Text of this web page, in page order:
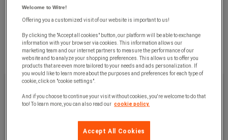
615,00 kru. moms
768,75 krinkl. moms
Welcome to Witre!
Offering you a customized visit of our website is important to us!
By clicking the "Accept all cookies" button, our platform will be able to exchange
information with your browser via cookies. This information allows our
marketing team and our internet partners to measure the performance of our
website and to analyze your shopping preferences. This allows us to offer you
products that are even more tailored to your needs and ads personalization. If
you would like to learn more about the purposes and preferences for each type of
cookie, click on "cookie settings".
And if you choose to continue your visit without cookies, you're welcome to do that
too! To learn more, you can also read our cookie policy.
Accept All Cookies